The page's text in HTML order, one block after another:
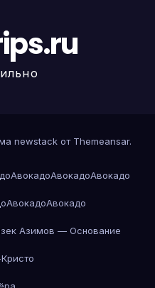
newstack от Themeansar.
АвокадоАвокадоАвокадо
АвокадоАвокадо
Азимов — Основание